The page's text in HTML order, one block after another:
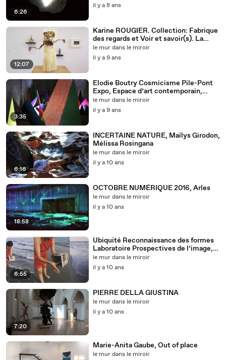
6:26
il y a 8 ans
12:07
Karine ROUGIER. Collection: Fabrique
des regards et Voir et savoir(s). La
notion de collection
le mur dans le miroir
il y a 9 ans
3:35
Elodie Boutry Cosmicisme Pile-Pont
Expo, Espace d’art contemporain,
Saint-Gervais-les-Bains
le mur dans le miroir
il y a 9 ans
6:16
INCERTAINE NATURE, Maïlys Girodon,
Mélissa Rosingana
le mur dans le miroir
il y a 10 ans
18:58
OCTOBRE NUMÉRIQUE 2016, Arles
le mur dans le miroir
il y a 10 ans
6:55
Ubiquité Reconnaissance des formes
Laboratoire Prospectives de l’image,
École nationale supérieure de la
photographie
le mur dans le miroir
il y a 10 ans
7:20
PIERRE DELLA GIUSTINA
le mur dans le miroir
il y a 10 ans
Marie-Anita Gaube, Out of place
le mur dans le miroir